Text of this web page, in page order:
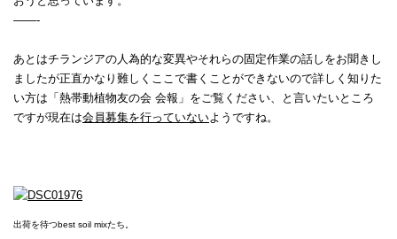
——-
あとはチランジアの人為的な変異やそれらの固定作業の話しをお聞きし
ましたが正直かなり難しくここで書くことができないので詳しく知りた
い方は「熱帯動植物友の会 会報」をご覧ください、と言いたいところ
ですが現在は会員募集を行っていないようですね。
出荷を待つbest soil mixたち。